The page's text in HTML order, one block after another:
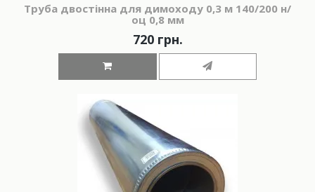
Труба двостінна для димоходу 0,3 м 140/200 н/
оц 0,8 мм
720 грн.